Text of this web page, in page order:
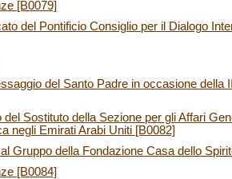
[B0079]
del Pontificio Consiglio per il Dialogo
del Santo Padre in occasione della
del Sostituto della Sezione per gli Affari
negli Emirati Arabi Uniti [B0082]
Gruppo della Fondazione Casa dello
[B0084]